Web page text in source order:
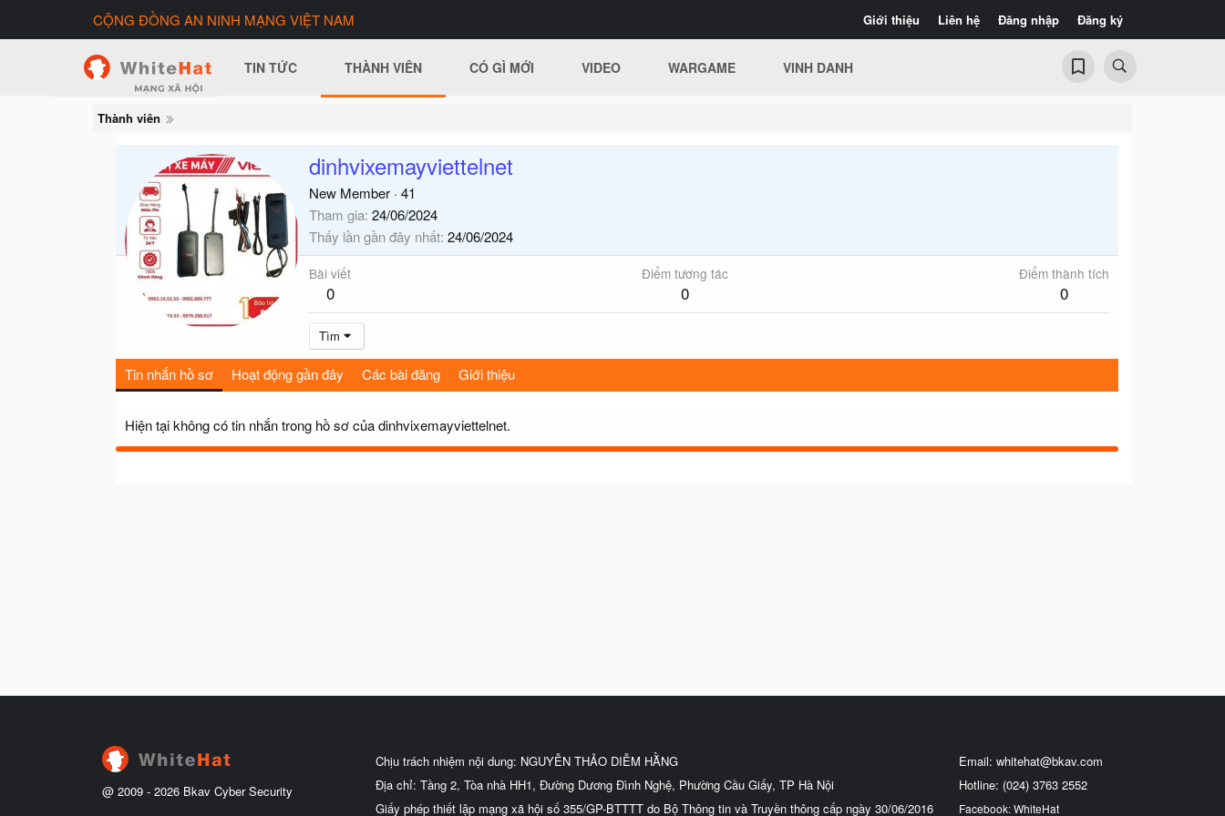
Giới thiệu Liên hệ Đăng nhập Đăng ký
CỘNG ĐỒNG AN NINH MẠNG VIỆT NAM
TIN TỨC THÀNH VIÊN CÓ GÌ MỚI VIDEO WARGAME VINH DANH
Thành viên
dinhvixemayviettelnet
New Member · 41
Tham gia 24/06/2024
Thấy lần gần đây nhất 24/06/2024
Bài viết
0
Điểm tương tác
0
Điểm thành tích
0
Tìm
Tin nhắn hồ sơ Hoạt động gần đây Các bài đăng Giới thiệu
Hiện tại không có tin nhắn trong hồ sơ của dinhvixemayviettelnet.
@ 2009 - 2026 Bkav Cyber Security
Chịu trách nhiệm nội dung: NGUYỄN THẢO DIỄM HẰNG
Địa chỉ: Tầng 2, Tòa nhà HH1, Đường Dương Đình Nghệ, Phường Cầu Giấy, TP Hà Nội
Giấy phép thiết lập mạng xã hội số 355/GP-BTTTT do Bộ Thông tin và Truyền thông cấp ngày 30/06/2016
Email: whitehat@bkav.com
Hotline: (024) 3763 2552
Facebook: WhiteHat